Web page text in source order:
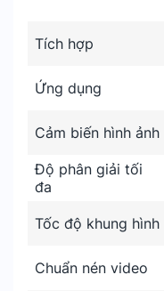
Tích hợp
Ứng dụng
Cảm biến hình ảnh
Độ phân giải tối
đa
Tốc độ khung hình
Chuẩn nén video